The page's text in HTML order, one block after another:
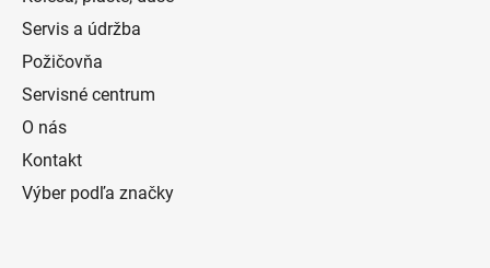
Servis a údržba
Požičovňa
Servisné centrum
O nás
Kontakt
Výber podľa značky